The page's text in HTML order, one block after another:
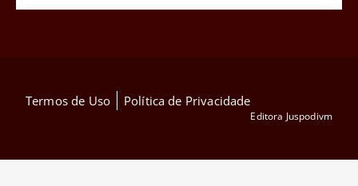
Termos de Uso Política de Privacidade
Editora Juspodivm